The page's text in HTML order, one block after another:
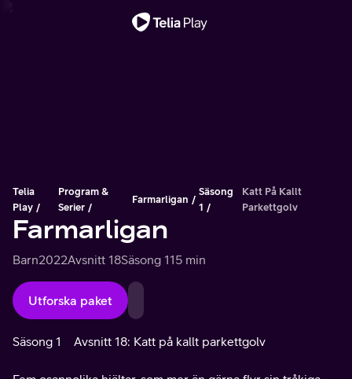
Telia
Play
Program &
Serier
Farmarligan
Säsong
1
Katt På Kallt
Parkettgolv
Farmarligan
Barn2022Avsnitt 18Säsong 115 min
Utforska paket
Säsong 1 Avsnitt 18: Katt på kallt parkettgolv